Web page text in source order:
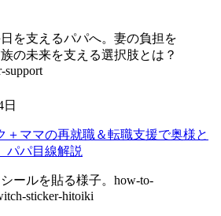
＋ママの再就職＆転職支援で奥様と
パパ目線解説